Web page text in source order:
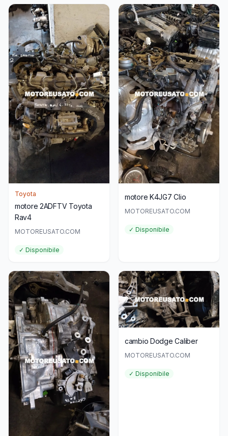
Toyota
motore 2ADFTV Toyota
Rav4
MOTOREUSATO.COM
✓ Disponibile
motore K4JG7 Clio
MOTOREUSATO.COM
✓ Disponibile
cambio Dodge Caliber
MOTOREUSATO.COM
✓ Disponibile